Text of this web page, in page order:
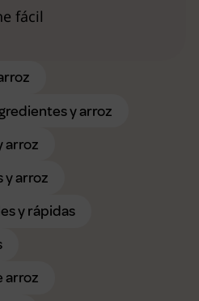
fácil
y arroz
arroz
y arroz
y rápidas
arroz